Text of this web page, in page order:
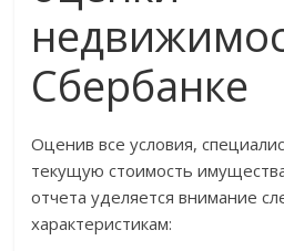
Сбербанке
Оценив все условия,
текущую стоимость
отчета уделяется внимание
характеристикам: